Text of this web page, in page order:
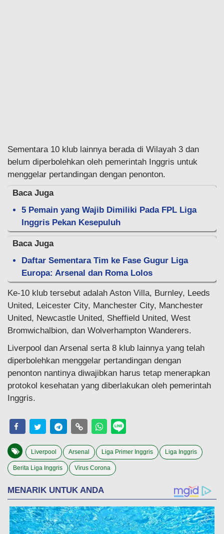
Sementara 10 klub lainnya berada di Wilayah 3 dan
belum diperbolehkan oleh pemerintah Inggris untuk
menggelar pertandingan dengan penonton.
Baca Juga
5 Pemain yang Wajib Dimiliki Pada FPL Liga
Inggris Pekan Kesepuluh
Baca Juga
Daftar Sementara Tim ke Fase Gugur Liga
Europa: Arsenal dan Roma Lolos
Ke-10 klub tersebut adalah Aston Villa, Burnley, Leeds
United, Leicester City, Manchester City, Manchester
United, Newcastle United, Sheffield United, West
Bromwichalbion, dan Wolverhampton Wanderers.
Liverpool dan Arsenal serta 8 klub lainnya yang telah
diperbolehkan menggelar pertandingan dengan
penonton nantinya diwajibkan harus tetap menerapkan
protokol kesehatan yang diberlakukan oleh pemerintah
Inggris.
Liverpool Arsenal Liga Primer Inggris Liga Inggris
Berita Liga Inggris Virus Corona